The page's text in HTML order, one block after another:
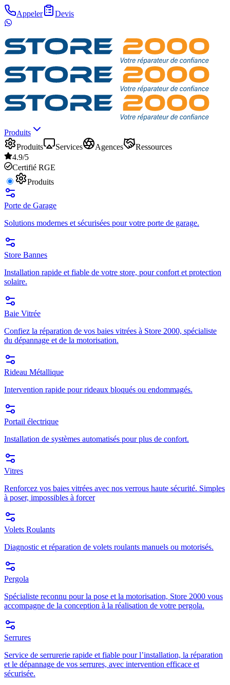
Appeler Devis
Produits
Produits
Services Agences
Ressources
4.9/5
Certifié RGE
Produits
Porte de Garage
Solutions modernes et sécurisées pour votre porte de garage.
Store Bannes
Installation rapide et fiable de votre store, pour confort et protection
solaire.
Baie Vitrée
Confiez la réparation de vos baies vitrées à Store 2000, spécialiste
du dépannage et de la motorisation.
Rideau Métallique
Intervention rapide pour rideaux bloqués ou endommagés.
Portail électrique
Installation de systèmes automatisés pour plus de confort.
Vitres
Renforcez vos baies vitrées avec nos verrous haute sécurité. Simples
à poser, impossibles à forcer
Volets Roulants
Diagnostic et réparation de volets roulants manuels ou motorisés.
Pergola
Spécialiste reconnu pour la pose et la motorisation, Store 2000 vous
accompagne de la conception à la réalisation de votre pergola.
Serrures
Service de serrurerie rapide et fiable pour l’installation, la réparation
et le dépannage de vos serrures, avec intervention efficace et
sécurisée.